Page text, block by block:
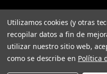
Utilizamos cookies (y otras
recopilar datos a fin de
utilizar nuestro sitio web,
como se describe en Política